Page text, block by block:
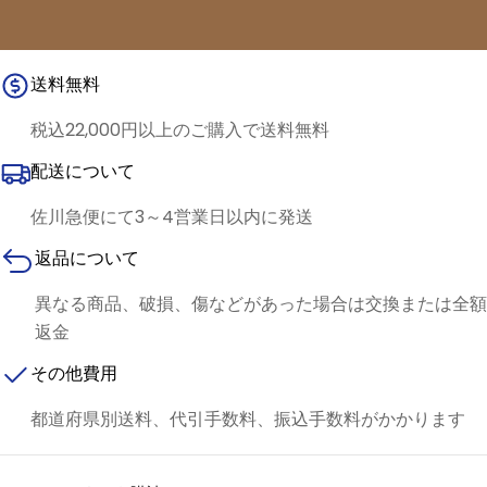
送料無料
税込22,000円以上のご購入で送料無料
配送について
佐川急便にて3～4営業日以内に発送
返品について
異なる商品、破損、傷などがあった場合は交換または全額
返金
その他費用
都道府県別送料、代引手数料、振込手数料がかかります